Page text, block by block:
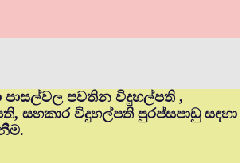
පාසල්වල පවතින විදුහල්පති ,
සහකාර විදුහල්පති පුරප්සපාඩු සඳහා